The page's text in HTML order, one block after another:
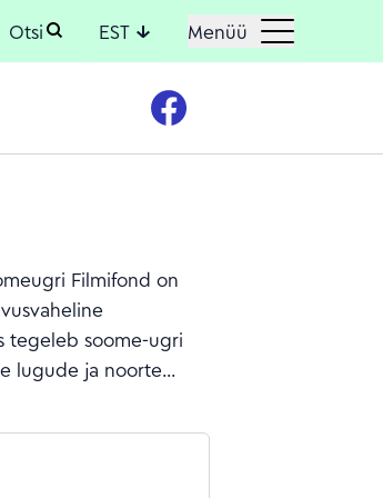
Otsi EST Menüü
Filmifond on
tegeleb soome-ugri
lugude ja noorte
filmi, kunsti ja
kaudu. Juba üle
filmifestivale,
ja